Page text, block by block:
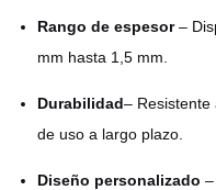
Rango de espesor–
mm hasta 1,5 mm.
Durabilidad– Resistente
de uso a largo plazo.
Diseño personalizado